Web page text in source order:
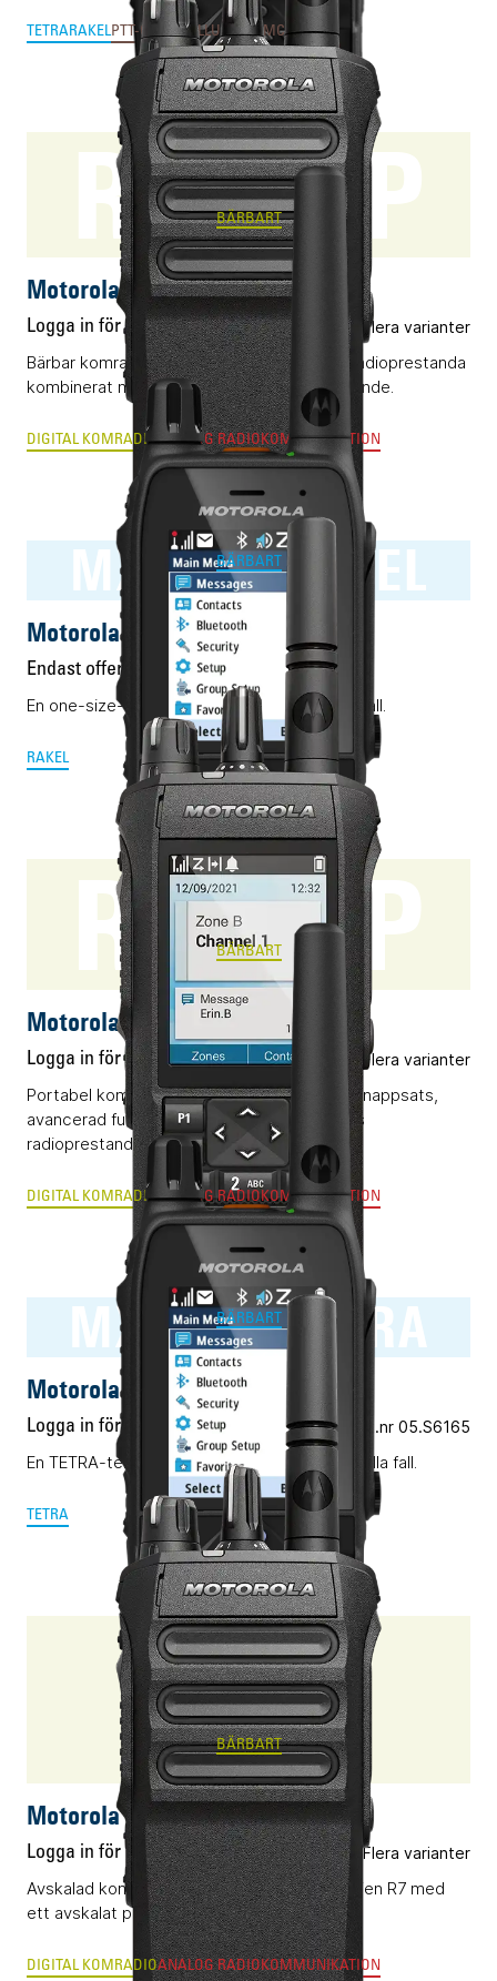
TETRARAKELPTT-OVER-CELLULAR & MCXSWEN
R7 NKP
BÄRBART
Motorola R7 NKP
Logga in för pris Flera varianter
Bärbar komradio (DMR) med klassledande radioprestanda
kombinerat med ett okomplicerat handhavande.
DIGITAL KOMRADIOANALOG RADIOKOMMUNIKATION
MXP600 RAKEL
BÄRBART
Motorola MXP600 RAKEL
Endast offert
En one-size-fits-all Rakelmobil. Nästan i alla fall.
RAKEL
R7 FKP
BÄRBART
Motorola R7 FKP
Logga in för pris Flera varianter
Portabel komradio (DMR) med display och knappsats,
avancerad funktionalitet och kompromisslös
radioprestanda.
DIGITAL KOMRADIOANALOG RADIOKOMMUNIKATION
MXP600 TETRA
BÄRBART
Motorola MXP600 TETRA
Logga in för pris Vårt art.nr 05.S6165
En TETRA-terminal för alla ändamål. Nästan i alla fall.
TETRA
R7a
BÄRBART
Motorola R7a
Logga in för pris Flera varianter
Avskalad komradio (DMR) i flaggskepps-serien R7 med
ett avskalat pris.
DIGITAL KOMRADIOANALOG RADIOKOMMUNIKATION